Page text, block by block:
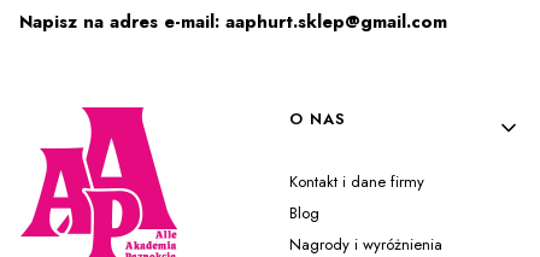
Napisz na adres e-mail: aaphurt.sklep@gmail.com
Linki w stopce
O NAS
Kontakt i dane firmy
Blog
Nagrody i wyróżnienia